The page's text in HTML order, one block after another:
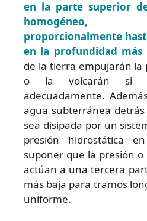
en la parte superior
homogéneo,
proporcionalmente
en la profundidad más
de la tierra empujarán la
o la volcarán si
adecuadamente.
agua subterránea
sea disipada por un
presión hidrostática
suponer que la presión
actúan a una tercera
más baja para tramos
uniforme.